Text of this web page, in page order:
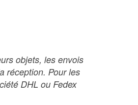
objets, les envois
réception. Pour les
DHL ou Fedex